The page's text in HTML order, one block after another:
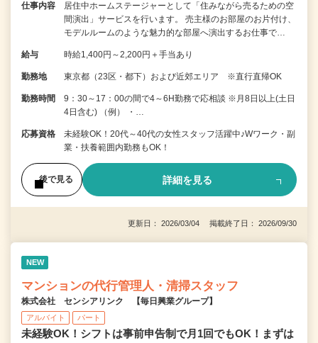
仕事内容
居住中ホームステージャーとして「住みながら売るための空
間演出」サービスを行います。 売主様のお部屋のお片付け、
モデルルームのような魅力的な部屋へ演出するお仕事で…
給与 時給1,400円～2,200円＋手当あり
勤務地 東京都（23区・都下）および近郊エリア ※直行直帰OK
勤務時間
9：30～17：00の間で4～6H勤務で応相談 ※月8日以上(土日
4日含む) （例） ・…
応募資格
未経験OK！20代～40代の女性スタッフ活躍中♪Wワーク・副
業・扶養範囲内勤務もOK！
後で見る 詳細を見る
更新日： 2026/03/04 掲載終了日： 2026/09/30
NEW
マンションの代行管理人・清掃スタッフ
株式会社 センシアリンク 【毎日興業グループ】
アルバイト パート
未経験OK！シフトは事前申告制で月1回でもOK！まずは